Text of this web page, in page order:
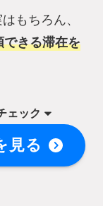
もちろん、
できる滞在を
ェック
見る